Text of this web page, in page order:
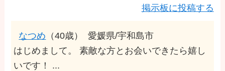
掲示板に投稿する
なつめ （40歳）
愛媛県/宇和島市
はじめまして。 素敵な方とお会いできたら嬉し
いです！ ...